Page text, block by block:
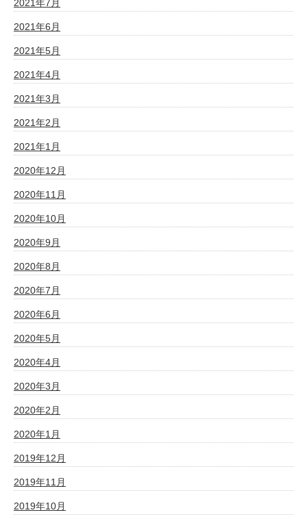
2021年7月
2021年6月
2021年5月
2021年4月
2021年3月
2021年2月
2021年1月
2020年12月
2020年11月
2020年10月
2020年9月
2020年8月
2020年7月
2020年6月
2020年5月
2020年4月
2020年3月
2020年2月
2020年1月
2019年12月
2019年11月
2019年10月